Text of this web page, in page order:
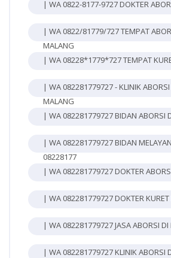
| WA 0822-8177-9727 DOKTER
| WA 0822/81779/727 TEMPAT
MALANG
| WA 08228*1779*727 TEMPAT
| WA 082281779727 - KLINIK ABORSI
MALANG
| WA 082281779727 BIDAN ABORSI
| WA 082281779727 BIDAN
08228177
| WA 082281779727 DOKTER
| WA 082281779727 DOKTER
| WA 082281779727 JASA ABORSI DI
| WA 082281779727 KLINIK ABORSI